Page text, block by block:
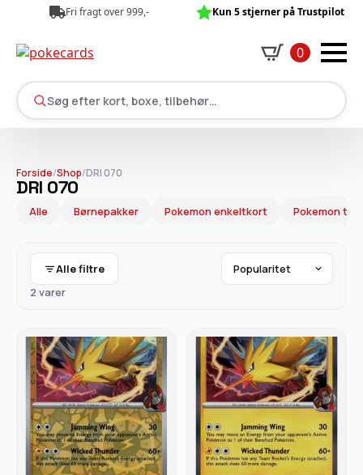
Fri fragt over 999,- Kun 5 stjerner på Trustpilot
0
Søg efter kort, boxe, tilbehør…
Forside/Shop/DRI 070
DRI 070
Alle Børnepakker Pokemon enkeltkort Pokemon
Alle filtre
2 varer